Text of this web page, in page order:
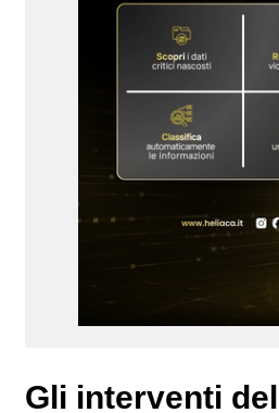
Gli interventi